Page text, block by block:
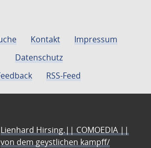
Kontakt
Impressum
Datenschutz
RSS-Feed
Lienhard Hirsing.|| COMOEDIA ||
von dem geystlichen kampff/